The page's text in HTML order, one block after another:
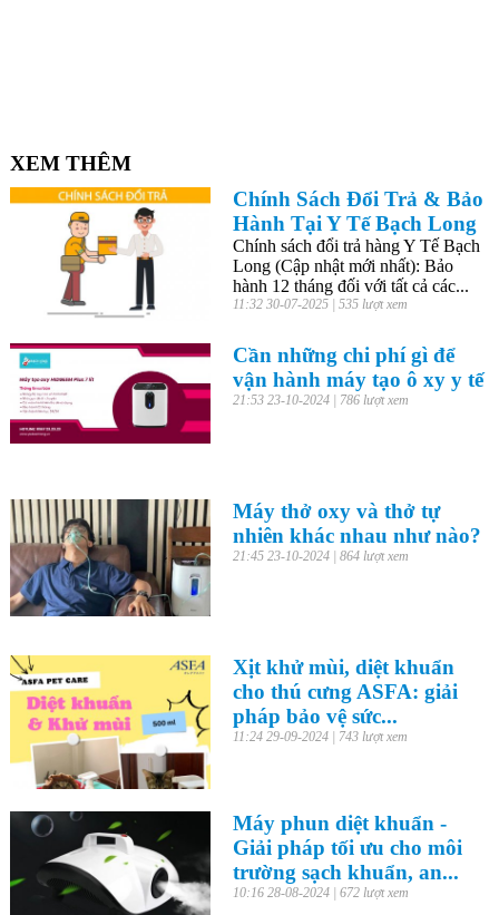
XEM THÊM
Chính Sách Đổi Trả & Bảo
Hành Tại Y Tế Bạch Long
Chính sách đổi trả hàng Y Tế Bạch
Long (Cập nhật mới nhất): Bảo
hành 12 tháng đối với tất cả các...
11:32 30-07-2025 | 535 lượt xem
Cần những chi phí gì để
vận hành máy tạo ô xy y tế
21:53 23-10-2024 | 786 lượt xem
Máy thở oxy và thở tự
nhiên khác nhau như nào?
21:45 23-10-2024 | 864 lượt xem
Xịt khử mùi, diệt khuẩn
cho thú cưng ASFA: giải
pháp bảo vệ sức...
11:24 29-09-2024 | 743 lượt xem
Máy phun diệt khuẩn -
Giải pháp tối ưu cho môi
trường sạch khuẩn, an...
10:16 28-08-2024 | 672 lượt xem